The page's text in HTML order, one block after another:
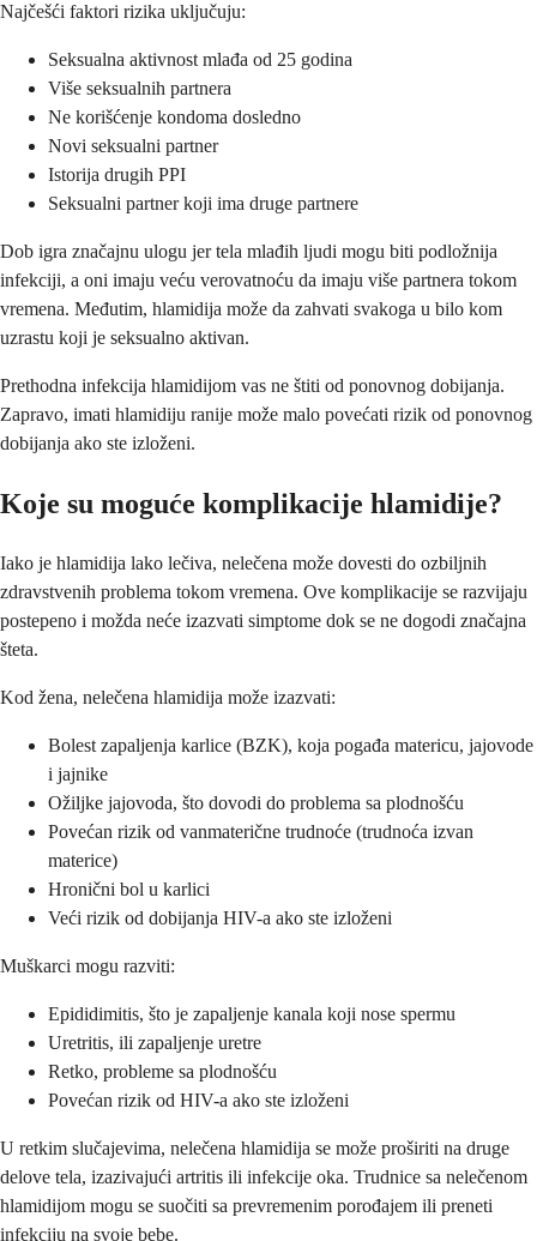
Najčešći faktori rizika uključuju:
Seksualna aktivnost mlađa od 25 godina
Više seksualnih partnera
Ne korišćenje kondoma dosledno
Novi seksualni partner
Istorija drugih PPI
Seksualni partner koji ima druge partnere
Dob igra značajnu ulogu jer tela mlađih ljudi mogu biti podložnija
infekciji, a oni imaju veću verovatnoću da imaju više partnera tokom
vremena. Međutim, hlamidija može da zahvati svakoga u bilo kom
uzrastu koji je seksualno aktivan.
Prethodna infekcija hlamidijom vas ne štiti od ponovnog dobijanja.
Zapravo, imati hlamidiju ranije može malo povećati rizik od ponovnog
dobijanja ako ste izloženi.
Koje su moguće komplikacije hlamidije?
Iako je hlamidija lako lečiva, nelečena može dovesti do ozbiljnih
zdravstvenih problema tokom vremena. Ove komplikacije se razvijaju
postepeno i možda neće izazvati simptome dok se ne dogodi značajna
šteta.
Kod žena, nelečena hlamidija može izazvati:
Bolest zapaljenja karlice (BZK), koja pogađa matericu, jajovode
i jajnike
Ožiljke jajovoda, što dovodi do problema sa plodnošću
Povećan rizik od vanmaterične trudnoće (trudnoća izvan
materice)
Hronični bol u karlici
Veći rizik od dobijanja HIV-a ako ste izloženi
Muškarci mogu razviti:
Epididimitis, što je zapaljenje kanala koji nose spermu
Uretritis, ili zapaljenje uretre
Retko, probleme sa plodnošću
Povećan rizik od HIV-a ako ste izloženi
U retkim slučajevima, nelečena hlamidija se može proširiti na druge
delove tela, izazivajući artritis ili infekcije oka. Trudnice sa nelečenom
hlamidijom mogu se suočiti sa prevremenim porođajem ili preneti
infekciju na svoje bebe.